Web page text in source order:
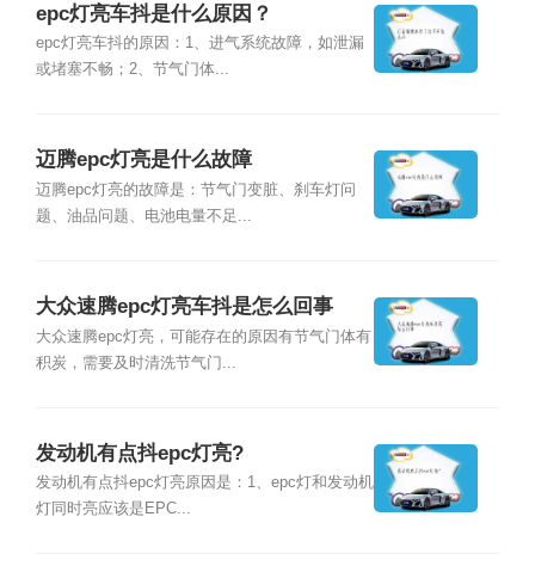
epc灯亮车抖是什么原因？
epc灯亮车抖的原因：1、进气系统故障，如泄漏
或堵塞不畅；2、节气门体...
迈腾epc灯亮是什么故障
迈腾epc灯亮的故障是：节气门变脏、刹车灯问
题、油品问题、电池电量不足...
大众速腾epc灯亮车抖是怎么回事
大众速腾epc灯亮，可能存在的原因有节气门体有
积炭，需要及时清洗节气门...
发动机有点抖epc灯亮?
发动机有点抖epc灯亮原因是：1、epc灯和发动机
灯同时亮应该是EPC...